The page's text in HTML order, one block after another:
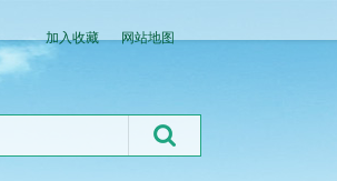
加入收藏 网站地图